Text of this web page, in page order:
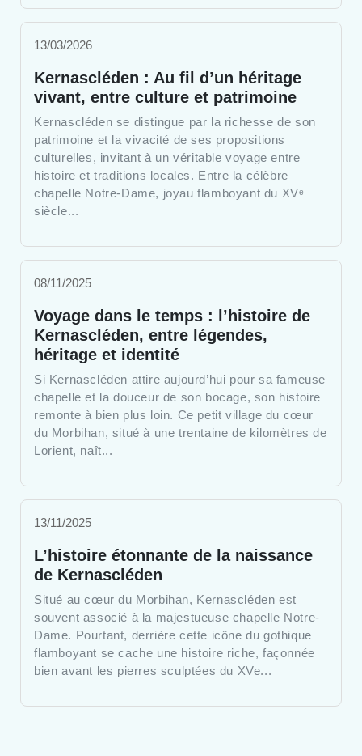
13/03/2026
Kernascléden : Au fil d’un héritage
vivant, entre culture et patrimoine
Kernascléden se distingue par la richesse de son
patrimoine et la vivacité de ses propositions
culturelles, invitant à un véritable voyage entre
histoire et traditions locales. Entre la célèbre
chapelle Notre-Dame, joyau flamboyant du XVᵉ
siècle...
08/11/2025
Voyage dans le temps : l’histoire de
Kernascléden, entre légendes,
héritage et identité
Si Kernascléden attire aujourd’hui pour sa fameuse
chapelle et la douceur de son bocage, son histoire
remonte à bien plus loin. Ce petit village du cœur
du Morbihan, situé à une trentaine de kilomètres de
Lorient, naît...
13/11/2025
L’histoire étonnante de la naissance
de Kernascléden
Situé au cœur du Morbihan, Kernascléden est
souvent associé à la majestueuse chapelle Notre-
Dame. Pourtant, derrière cette icône du gothique
flamboyant se cache une histoire riche, façonnée
bien avant les pierres sculptées du XVe...